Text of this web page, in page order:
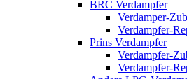
BRC Verdampfer
Verdamper-
Verdampfer-
Prins Verdampfer
Verdampfer-
Verdampfer-